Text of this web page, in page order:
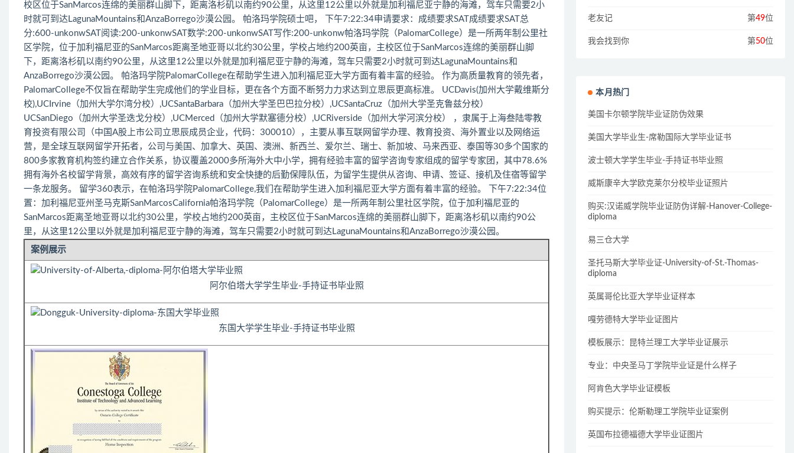
校区位于SanMarcos连绵的美丽群山脚下，距离洛杉矶以南约90公里，从这里12公里以外就是加利福尼亚宁静的海滩，驾车只需要2小
时就可到达LagunaMountains和AnzaBorrego沙漠公园。 帕洛玛学院硕士吧， 下午7:22:34申请要求：成绩要求SAT成绩要求SAT总
分:600-unkonwSAT阅读:200-unkonwSAT数学:200-unkonwSAT写作:200-unkonw帕洛玛学院（PalomarCollege）是一所两年制公里社
区学院，位于加利福尼亚的SanMarcos距离圣地亚哥以北约30公里，学校占地约200英亩，主校区位于SanMarcos连绵的美丽群山脚
下，距离洛杉矶以南约90公里，从这里12公里以外就是加利福尼亚宁静的海滩，驾车只需要2小时就可到达LagunaMountains和
AnzaBorrego沙漠公园。 帕洛玛学院PalomarCollege在帮助学生进入加利福尼亚大学方面有着丰富的经验。 作为高质量教育的领先者，
PalomarCollege不仅旨在帮助学生完成他们的学业目标，更在各个方面不断努力力求达到立思辰更高标准。 UCDavis(加州大学戴维斯分
校),UCIrvine（加州大学尔湾分校）,UCSantaBarbara（加州大学圣巴巴拉分校）,UCSantaCruz（加州大学圣克鲁兹分校）
UCSanDiego（加州大学圣迭戈分校）,UCMerced（加州大学默塞德分校）,UCRiverside（加州大学河滨分校） ，隶属于上海叁陆零教
育投资有限公司（中国A股上市公司立思辰成员企业，代码：300010），主要从事互联网留学办理、教育投资、海外置业以及网络运
营，是全球互联网留学开拓者，公司与美国、加拿大、英国、澳洲、新西兰、爱尔兰、瑞士、新加坡、马来西亚、泰国等30多个国家的
800多家教育机构签约建立合作关系，协议覆盖2000多所海外大中小学，拥有经验丰富的留学咨询专家组成的留学专家团，其中78.6%
拥有海外名校留学背景，高效有序的留学咨询系统和安全快捷的后勤保障队伍，为留学生提供从咨询、申请、签证、接机及住宿等留学
一条龙服务。 留学360表示，在帕洛玛学院PalomarCollege,我们在帮助学生进入加利福尼亚大学方面有着丰富的经验。 下午7:22:34位
置：加利福尼亚州圣马克斯SanMarcosCalifornia帕洛玛学院（PalomarCollege）是一所两年制公里社区学院，位于加利福尼亚的
SanMarcos距离圣地亚哥以北约30公里，学校占地约200英亩，主校区位于SanMarcos连绵的美丽群山脚下，距离洛杉矶以南约90公
里，从这里12公里以外就是加利福尼亚宁静的海滩，驾车只需要2小时就可到达LagunaMountains和AnzaBorrego沙漠公园。
案例展示
阿尔伯塔大学学生毕业-手持证书毕业照
东国大学学生毕业-手持证书毕业照
老友记 第49位
我会找到你 第50位
本月热门
美国卡尔顿学院毕业证防伪效果
美国大学毕业生-席勒国际大学毕业证书
波士顿大学学生毕业-手持证书毕业照
威斯康辛大学欧克莱尔分校毕业证照片
购买:汉诺威学院毕业证防伪详解-Hanover-College-
diploma
易三仓大学
圣托马斯大学毕业证-University-of-St.-Thomas-
diploma
英属哥伦比亚大学毕业证样本
嘎劳德特大学毕业证图片
模板展示：昆特兰理工大学毕业证展示
专业：中央圣马丁学院毕业证是什么样子
阿肯色大学毕业证模板
购买提示：伦斯勒理工学院毕业证案例
英国布拉德福德大学毕业证图片